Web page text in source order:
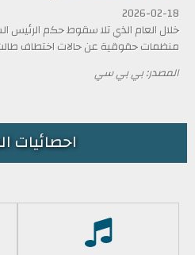
2026-02-18
خلال العام الذي تلا سقوط حكم الرئيس
منظمات حقوقية عن حالات اختطاف
المصدر: بي بي سي
احصائيات